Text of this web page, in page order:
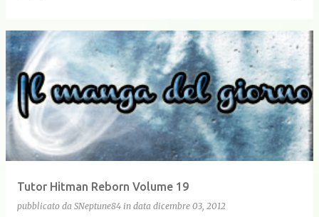
Tutor Hitman Reborn Volume 19
pubblicato da SNeptune84 in data dicembre 03, 2012